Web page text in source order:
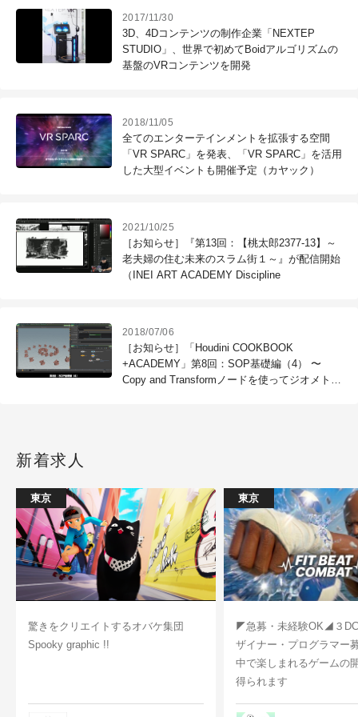
2017/11/30
3D、4Dコンテンツの制作企業「NEXTEP
STUDIO」、世界で初めてBoidアルゴリズムの
基盤のVRコンテンツを開発
2018/11/05
全てのエンターテインメントを拡張する空間
「VR SPARC」を発表、「VR SPARC」を活用
した大型イベントも開催予定（カヤック）
2021/10/25
［お知らせ］『第13回：【桃太郎2377-13】～
老夫婦の住む未来のスラム街１～』が配信開始
（INEI ART ACADEMY Discipline
2018/07/06
［お知らせ］「Houdini COOKBOOK
+ACADEMY」第8回：SOP基礎編（4） 〜
Copy and Transformノードを使ってジオメトリ
新着求人
東京
驚きをクリエイトするオバケ集団
Spooky graphic !!
東京
◤急募・未経験OK◢３
ザイナー・プログラマー
中で楽しまれるゲームの
得られます